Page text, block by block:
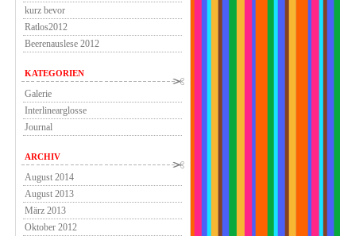
kurz bevor
Ratlos2012
Beerenauslese 2012
KATEGORIEN
Galerie
Interlinearglosse
Journal
ARCHIV
August 2014
August 2013
März 2013
Oktober 2012